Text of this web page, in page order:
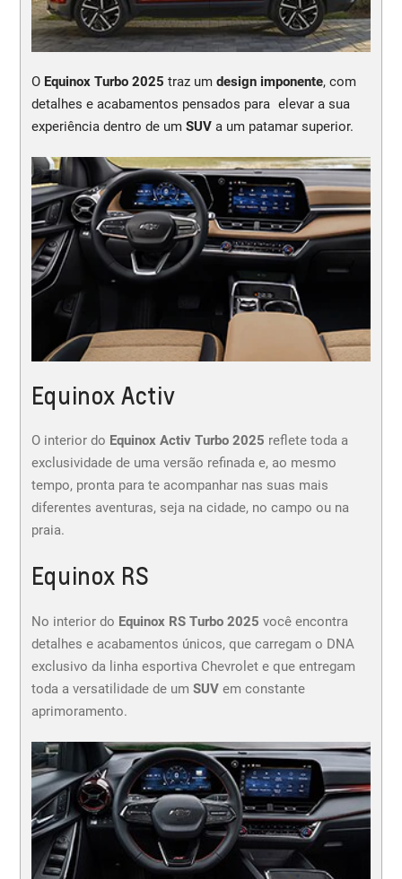
O Equinox Turbo 2025 traz um design imponente, com
detalhes e acabamentos pensados para elevar a sua
experiência dentro de um SUVa um patamar superior.
Equinox Activ
O interior do Equinox Activ Turbo 2025 reflete toda a
exclusividade de uma versão refinada e, ao mesmo
tempo, pronta para te acompanhar nas suas mais
diferentes aventuras, seja na cidade, no campo ou na
praia.
Equinox RS
No interior do Equinox RS Turbo 2025 você encontra
detalhes e acabamentos únicos, que carregam o DNA
exclusivo da linha esportiva Chevrolet e que entregam
toda a versatilidade de um SUVem constante
aprimoramento.